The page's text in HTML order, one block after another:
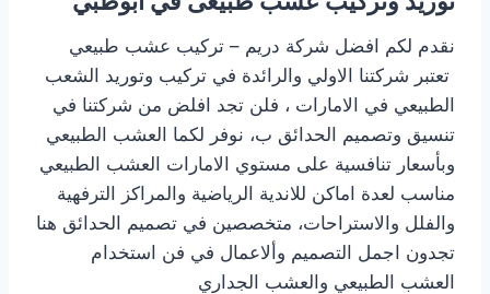
نقدم لكم افضل شركة دريم – تركيب عشب طبيعي
تعتبر شركتنا الاولي والرائدة في تركيب وتوريد الشعب
الطبيعي في الامارات ، فلن تجد افلض من شركتنا في
تنسيق وتصميم الحدائق ب، نوفر لكما العشب الطبيعي
وبأسعار تنافسية على مستوي الامارات العشب الطبيعي
مناسب لعدة اماكن للاندية الرياضية والمراكز الترفهية
والفلل والاستراحات، متخصصين في تصميم الحدائق هنا
تجدون اجمل التصميم وألاعمال في فن استخدام
العشب الطبيعي والعشب الجداري